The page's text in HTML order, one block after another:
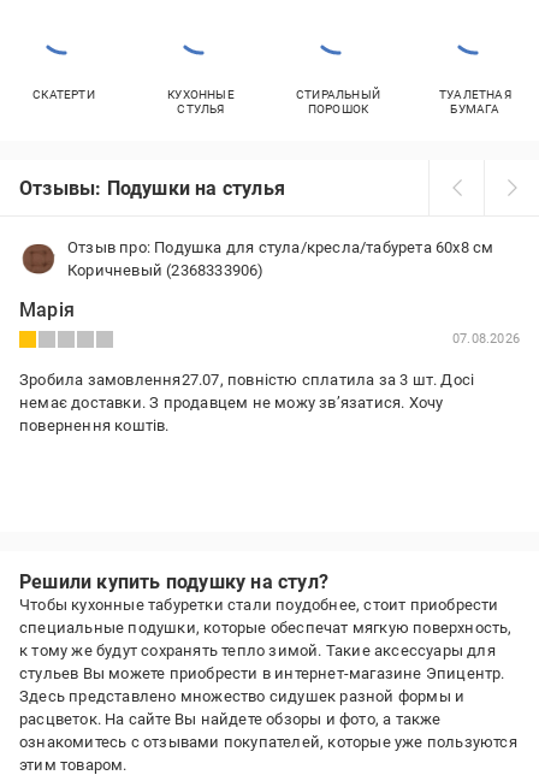
СКАТЕРТИ
КУХОННЫЕ
СТУЛЬЯ
СТИРАЛЬНЫЙ
ПОРОШОК
ТУАЛЕТНАЯ
БУМАГА
Отзывы: Подушки на стулья
Отзыв про: Подушка для стула/кресла/табурета 60x8 см
Коричневый (2368333906)
Марія
07.08.2026
Зробила замовлення27.07, повністю сплатила за 3 шт. Досі
немає доставки. З продавцем не можу звʼязатися. Хочу
повернення коштів.
Решили купить подушку на стул?
Чтобы кухонные табуретки стали поудобнее, стоит приобрести
специальные подушки, которые обеспечат мягкую поверхность,
к тому же будут сохранять тепло зимой. Такие аксессуары для
стульев Вы можете приобрести в интернет-магазине Эпицентр.
Здесь представлено множество сидушек разной формы и
расцветок. На сайте Вы найдете обзоры и фото, а также
ознакомитесь с отзывами покупателей, которые уже пользуются
этим товаром.